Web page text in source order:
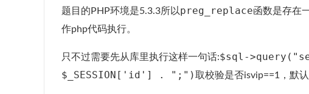
题目的PHP环境是5.3.3所以preg_replace函数是存在
作php代码执行。
只不过需要先从库里执行这样一句话:$sql-
$_SESSION['id'] . ";")取校验是否isvip==1，默